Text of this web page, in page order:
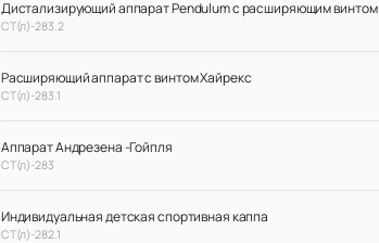
Дистализирующий аппарат Pendulum с расширяющим винтом
СТ(л)-283.2
Расширяющий аппарат с винтом Хайрекс
СТ(л)-283.1
Аппарат Андрезена -Гойпля
СТ(л)-283
Индивидуальная детская спортивная каппа
СТ(л)-282.1